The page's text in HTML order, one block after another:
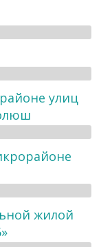
улиц
жилой